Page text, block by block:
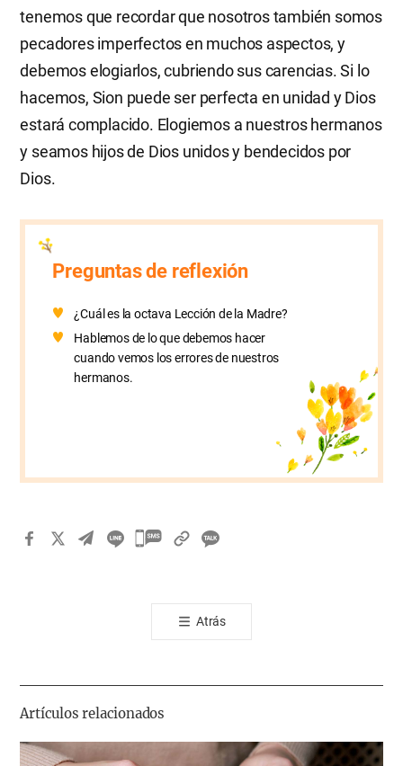
tenemos que recordar que nosotros también somos
pecadores imperfectos en muchos aspectos, y
debemos elogiarlos, cubriendo sus carencias. Si lo
hacemos, Sion puede ser perfecta en unidad y Dios
estará complacido. Elogiemos a nuestros hermanos
y seamos hijos de Dios unidos y bendecidos por
Dios.
Preguntas de reflexión
¿Cuál es la octava Lección de la Madre?
Hablemos de lo que debemos hacer
cuando vemos los errores de nuestros
hermanos.
카
톡
공
기
Atrás
Artículos relacionados